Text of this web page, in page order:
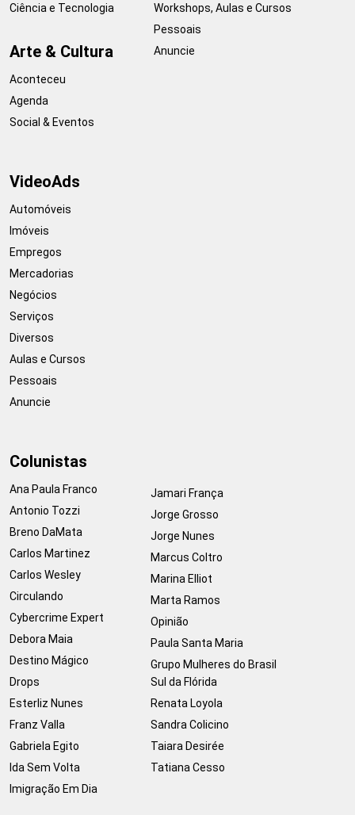
Ciência e Tecnologia
Arte & Cultura
Aconteceu
Agenda
Social & Eventos
Workshops, Aulas e Cursos
Pessoais
Anuncie
VideoAds
Automóveis
Imóveis
Empregos
Mercadorias
Negócios
Serviços
Diversos
Aulas e Cursos
Pessoais
Anuncie
Colunistas
Ana Paula Franco
Antonio Tozzi
Breno DaMata
Carlos Martinez
Carlos Wesley
Circulando
Cybercrime Expert
Debora Maia
Destino Mágico
Drops
Esterliz Nunes
Franz Valla
Gabriela Egito
Ida Sem Volta
Imigração Em Dia
Jamari França
Jorge Grosso
Jorge Nunes
Marcus Coltro
Marina Elliot
Marta Ramos
Opinião
Paula Santa Maria
Grupo Mulheres do Brasil
Sul da Flórida
Renata Loyola
Sandra Colicino
Taiara Desirée
Tatiana Cesso